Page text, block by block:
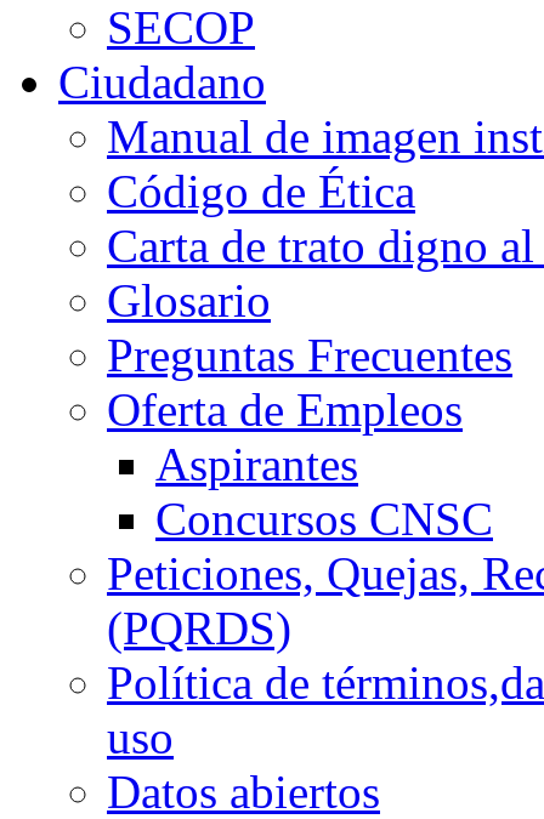
SECOP
Ciudadano
Manual de imagen
Código de Ética
Carta de trato digno
Glosario
Preguntas Frecuentes
Oferta de Empleos
Aspirantes
Concursos CNSC
Peticiones, Quejas,
(PQRDS)
Política de
uso
Datos abiertos